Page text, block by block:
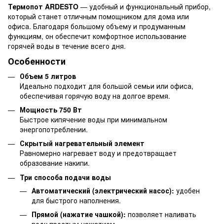
Термопот ARDESTO — удобный и функциональный прибор,
который станет отличным помощником для дома или
офиса. Благодаря большому объему и продуманным
функциям, он обеспечит комфортное использование
горячей воды в течение всего дня.
Особенности
Объем 5 литров
Идеально подходит для большой семьи или офиса,
обеспечивая горячую воду на долгое время.
Мощность 750 Вт
Быстрое кипячение воды при минимальном
энергопотреблении.
Скрытый нагревательный элемент
Равномерно нагревает воду и предотвращает
образование накипи.
Три способа подачи воды
Автоматический (электрический насос): удобен
для быстрого наполнения.
Прямой (нажатие чашкой): позволяет наливать